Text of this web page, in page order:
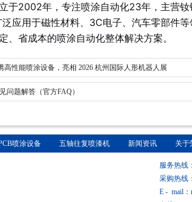
于2002年，专注喷涂自动化23年，主营
应用于磁性材料、3C电子、汽车零部件
省成本的喷涂自动化整体解决方案。
高性能喷涂设备，亮相 2026 杭州国际人形机器人展
问题解答（官方FAQ）
喷涂设备 五轴往复喷漆机 新闻资讯 关于
服务热线
采购热线
E - mail：